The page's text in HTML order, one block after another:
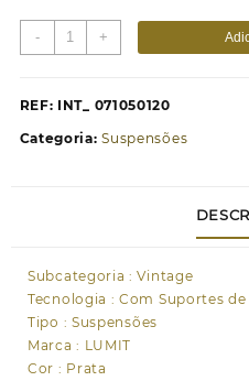
-
Quantidade
de
MAXIM
Alt.Reg.xD.24cm
+
REF: INT_ 071050120
Categoria:Suspensões
Subcategoria : Vintage
Tecnologia : Com Suportes
Tipo : Suspensões
Marca : LUMIT
Cor : Prata